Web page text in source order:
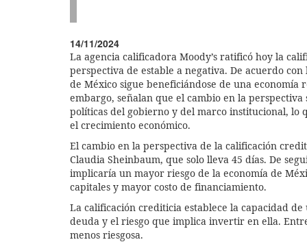
14/11/2024
La agencia calificadora Moody’s ratificó hoy la
perspectiva de estable a negativa. De acuerdo
de México sigue beneficiándose de una
embargo, señalan que el cambio en la
políticas del gobierno y del marco institucional, lo
el crecimiento económico.
El cambio en la perspectiva de la calificación
Claudia Sheinbaum, que solo lleva 45 días. De
implicaría un mayor riesgo de la economía de
capitales y mayor costo de financiamiento.
La calificación crediticia establece la capacidad
deuda y el riesgo que implica invertir en ella.
menos riesgosa.